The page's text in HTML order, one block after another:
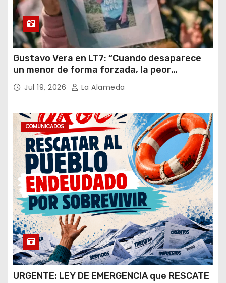
Gustavo Vera en LT7: “Cuando desaparece
un menor de forma forzada, la peor
hipótesis es trata, y así debe seguir
caratulado el caso Loan”
Jul 19, 2026 La Alameda
COMUNICADOS
URGENTE: LEY DE EMERGENCIA que RESCATE